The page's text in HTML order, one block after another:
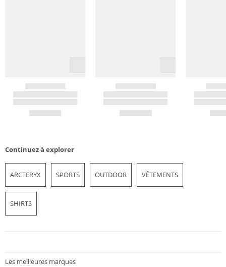
Continuez à explorer
ARCTERYX SPORTS OUTDOOR VÊTEMENTS
SHIRTS
Les meilleures marques